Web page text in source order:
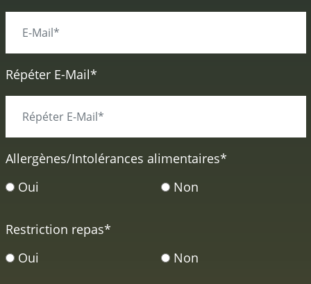
Répéter E-Mail*
Allergènes/Intolérances alimentaires*
Oui
Non
Restriction repas*
Oui
Non